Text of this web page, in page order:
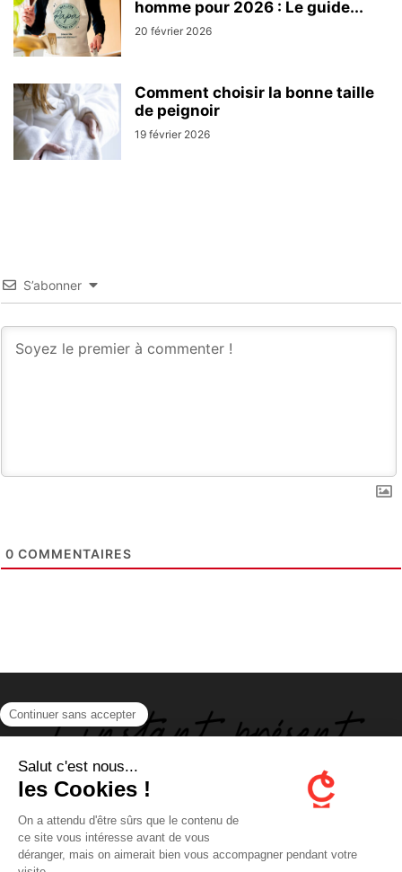
homme pour 2026 : Le guide...
20 février 2026
Comment choisir la bonne taille
de peignoir
19 février 2026
S’abonner
0 COMMENTAIRES
ABOUT US